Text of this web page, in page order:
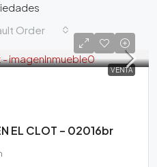
Order
VENTA
EL CLOT – 02016br